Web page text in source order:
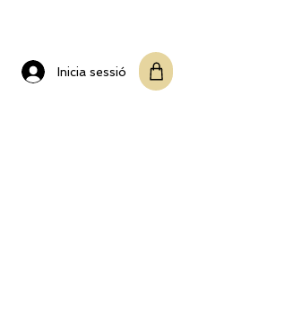
Inicia sessió